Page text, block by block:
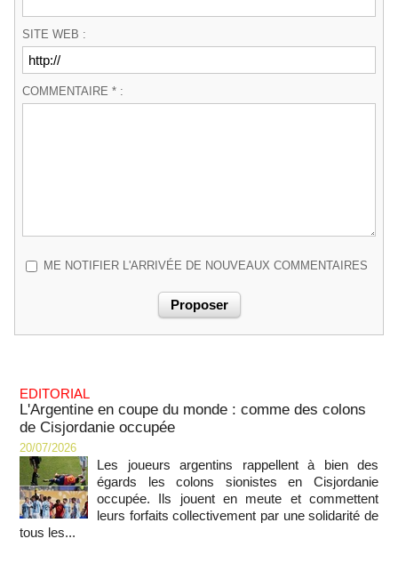
SITE WEB :
COMMENTAIRE * :
ME NOTIFIER L'ARRIVÉE DE NOUVEAUX COMMENTAIRES
EDITORIAL
L'Argentine en coupe du monde : comme des colons
de Cisjordanie occupée
20/07/2026
Les joueurs argentins rappellent à bien des
égards les colons sionistes en Cisjordanie
occupée. Ils jouent en meute et commettent
leurs forfaits collectivement par une solidarité de
tous les...